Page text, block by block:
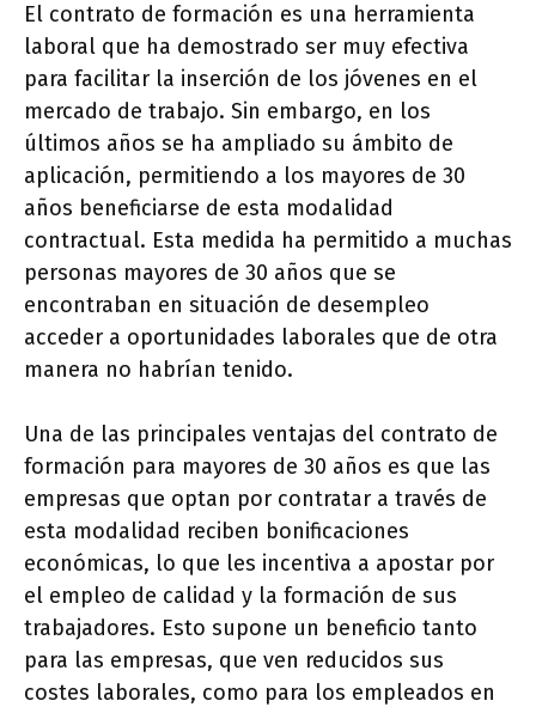
El contrato de formación es una herramienta
laboral que ha demostrado ser muy efectiva
para facilitar la inserción de los jóvenes en el
mercado de trabajo. Sin embargo, en los
últimos años se ha ampliado su ámbito de
aplicación, permitiendo a los mayores de 30
años beneficiarse de esta modalidad
contractual. Esta medida ha permitido a muchas
personas mayores de 30 años que se
encontraban en situación de desempleo
acceder a oportunidades laborales que de otra
manera no habrían tenido.
Una de las principales ventajas del contrato de
formación para mayores de 30 años es que las
empresas que optan por contratar a través de
esta modalidad reciben bonificaciones
económicas, lo que les incentiva a apostar por
el empleo de calidad y la formación de sus
trabajadores. Esto supone un beneficio tanto
para las empresas, que ven reducidos sus
costes laborales, como para los empleados en